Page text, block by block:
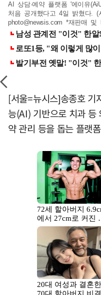
AI 상담·예약 플랫폼 '에이유
처음 공개했다고 4일 밝혔다. (
photo@newsis.com *재판매 및
[서울=뉴시스]송종호 기
능(AI) 기반으로 치과 등
약 관리 등을 돕는 플랫